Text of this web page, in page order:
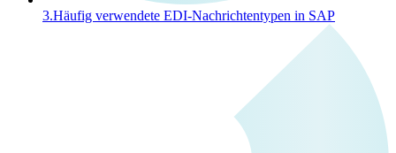
3.Häufig verwendete EDI-Nachrichtentypen in SAP